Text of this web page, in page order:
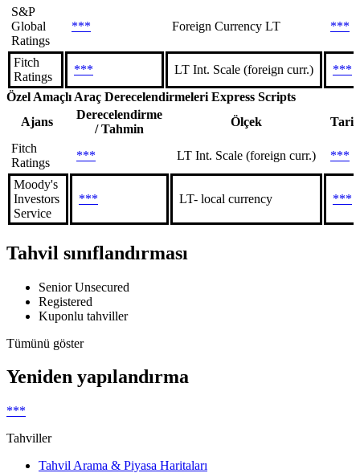
S&P
Global
Ratings
*** Foreign Currency LT ***
Fitch
Ratings
*** LT Int. Scale (foreign curr.)
***
Özel Amaçlı Araç Derecelendirmeleri Express Scripts
Ajans
Derecelendirme
/ Tahmin
Ölçek
Tarih
Fitch
Ratings
*** LT Int. Scale (foreign curr.) ***
Moody's
Investors
Service
*** LT- local currency ***
Tahvil sınıflandırması
Senior Unsecured
Registered
Kuponlu tahviller
Tümünü göster
Yeniden yapılandırma
***
Tahviller
Tahvil Arama & Piyasa Haritaları